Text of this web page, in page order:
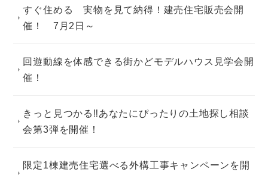
すぐ住める 実物を見て納得！建売住宅販売会開
催！ 7月2日～
回遊動線を体感できる街かどモデルハウス見学会開
催！
きっと見つかる‼あなたにぴったりの土地探し相談
会第3弾を開催！
限定1棟建売住宅選べる外構工事キャンペーンを開